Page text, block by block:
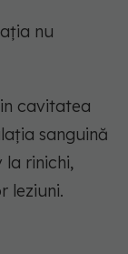
nu
cavitatea
sanguină
la rinichi,
leziuni.